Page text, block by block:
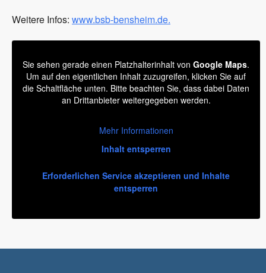
Weitere Infos: www.bsb-bensheim.de.
Sie sehen gerade einen Platzhalterinhalt von Google Maps.
Um auf den eigentlichen Inhalt zuzugreifen, klicken Sie auf
die Schaltfläche unten. Bitte beachten Sie, dass dabei Daten
an Drittanbieter weitergegeben werden.
Mehr Informationen
Inhalt entsperren
Erforderlichen Service akzeptieren und Inhalte
entsperren